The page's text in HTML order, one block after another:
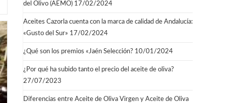
del Olivo (AEMO) 17/02/2024
Aceites Cazorla cuenta con la marca de calidad de Andalucía:
«Gusto del Sur» 17/02/2024
¿Qué son los premios «Jaén Selección? 10/01/2024
¿Por qué ha subido tanto el precio del aceite de oliva?
27/07/2023
Diferencias entre Aceite de Oliva Virgen y Aceite de Oliva